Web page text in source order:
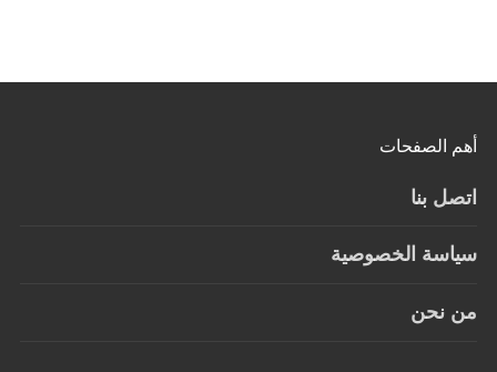
أهم الصفحات
اتصل بنا
سياسة الخصوصية
من نحن